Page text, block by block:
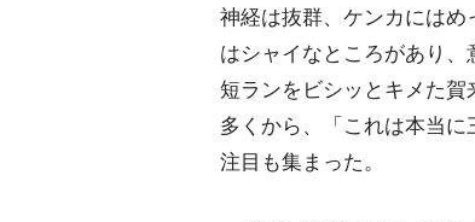
神経は抜群、ケンカには
はシャイなところがあり、
短ランをビシッとキメた
多くから、「これは本当
注目も集まった。